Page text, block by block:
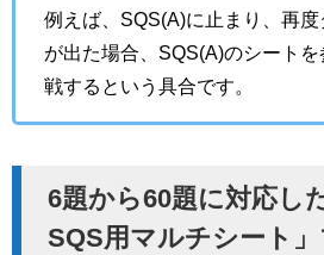
例えば、SQS(A)に止まり、再
が出た場合、SQS(A)のシート
戦するという具合です。
6題から60題に対応し
SQS用マルチシート